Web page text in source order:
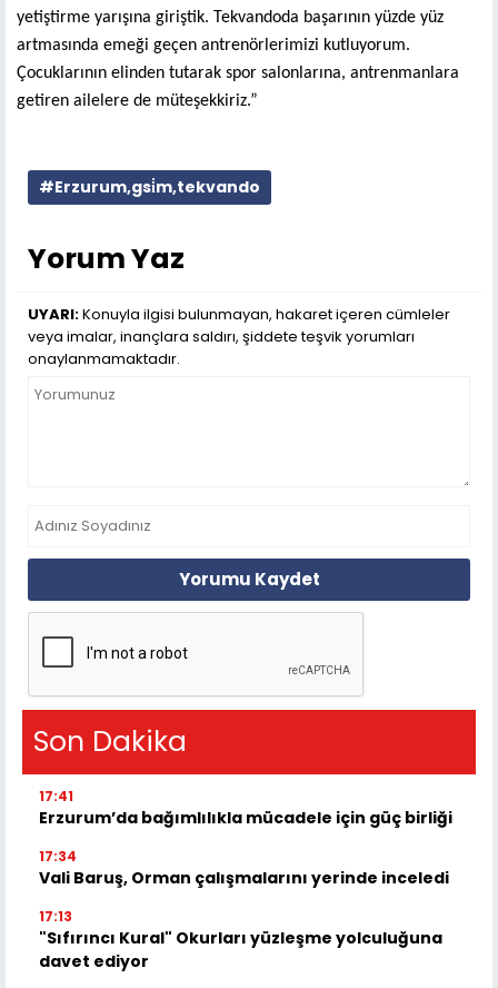
yetiştirme yarışına giriştik. Tekvandoda başarının yüzde yüz
artmasında emeği geçen antrenörlerimizi kutluyorum.
Çocuklarının elinden tutarak spor salonlarına, antrenmanlara
getiren ailelere de müteşekkiriz.”
#Erzurum,gsi̇m,tekvando
Yorum Yaz
UYARI:Konuyla ilgisi bulunmayan, hakaret içeren cümleler
veya imalar, inançlara saldırı, şiddete teşvik yorumları
onaylanmamaktadır.
Yorumu Kaydet
Son Dakika
17:41
Erzurum’da bağımlılıkla mücadele için güç birliği
17:34
Vali Baruş, Orman çalışmalarını yerinde inceledi
17:13
"Sıfırıncı Kural" Okurları yüzleşme yolculuğuna
davet ediyor